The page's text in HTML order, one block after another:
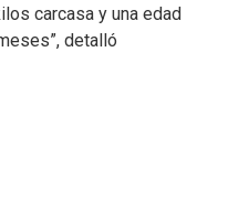
carcasa y una edad
detalló